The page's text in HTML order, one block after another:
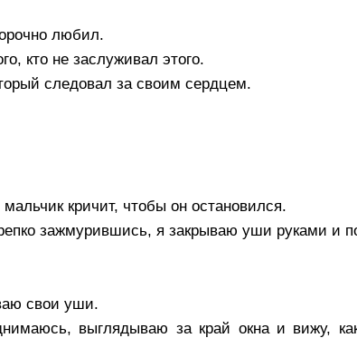
любил.
кто не заслуживал этого.
следовал за своим сердцем.
кричит, чтобы он остановился.
зажмурившись, я закрываю уши руками и
свои уши.
выглядываю за край окна и вижу,